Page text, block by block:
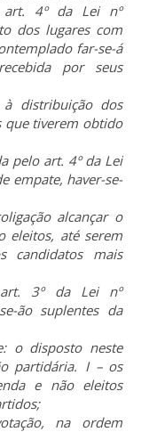
art. 4º da Lei nº
dos lugares com
far-se-á
por seus
distribuição dos
que tiverem obtido
pelo art. 4º da Lei
empate, haver-se-
alcançar o
eleitos, até serem
candidatos mais
3º da Lei nº
ão suplentes da
o disposto neste
partidária. I – os
e não eleitos
na ordem